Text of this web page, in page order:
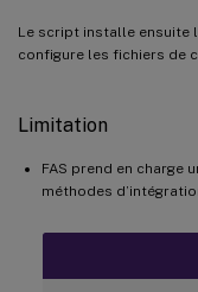
Le script installe ensuite
configure les fichiers de
Limitation
FAS prend en charge
méthodes